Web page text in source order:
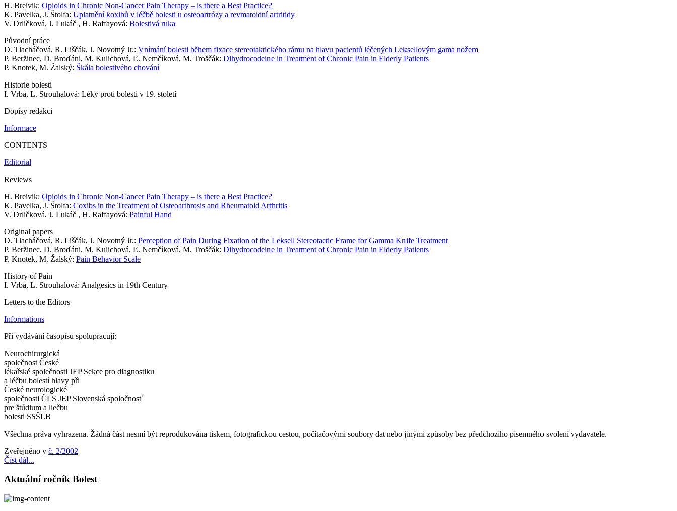
H. Breivik: Opioids in Chronic Non-Cancer Pain Therapy – is there a Best Practice?
K. Pavelka, J. Štolfa: Uplatnění koxibů v léčbě bolesti u osteoartrózy a revmatoidní artritidy
V. Drličková, J. Lukáč , H. Raffayová: Bolestivá ruka
Původní práce
D. Tlacháčová, R. Liščák, J. Novotný Jr.: Vnímání bolesti během fixace stereotaktického rámu na hlavu pacientů léčených Leksellovým gama nožem
P. Beržinec, D. Broďáni, M. Kulichová, Ľ. Nemčíková, M. Troščák: Dihydrocodeine in Treatment of Chronic Pain in Elderly Patients
P. Knotek, M. Žalský: Škála bolestivého chování
Historie bolesti
I. Vrba, L. Strouhalová: Léky proti bolesti v 19. století
Dopisy redakci
Informace
CONTENTS
Editorial
Reviews
H. Breivik: Opioids in Chronic Non-Cancer Pain Therapy – is there a Best Practice?
K. Pavelka, J. Štolfa: Coxibs in the Treatment of Osteoarthrosis and Rheumatoid Arthritis
V. Drličková, J. Lukáč , H. Raffayová: Painful Hand
Original papers
D. Tlacháčová, R. Liščák, J. Novotný Jr.: Perception of Pain During Fixation of the Leksell Stereotactic Frame for Gamma Knife Treatment
P. Beržinec, D. Broďáni, M. Kulichová, Ľ. Nemčíková, M. Troščák: Dihydrocodeine in Treatment of Chronic Pain in Elderly Patients
P. Knotek, M. Žalský: Pain Behavior Scale
History of Pain
I. Vrba, L. Strouhalová: Analgesics in 19th Century
Letters to the Editors
Informations
Při vydávání časopisu spolupracují:
Neurochirurgická
společnost České
lékařské společnosti JEP Sekce pro diagnostiku
a léčbu bolestí hlavy při
České neurologické
společnosti ČLS JEP Slovenská spoločnosť
pre štúdium a liečbu
bolesti SSŠLB
Všechna práva vyhrazena. Žádná část nesmí být reprodukována tiskem, fotografickou cestou, počítačovými soubory dat nebo jinými způsoby bez předchozího písemného svolení vydavatele.
Zveřejněno v č. 2/2002
Číst dál...
Aktuální ročník Bolest